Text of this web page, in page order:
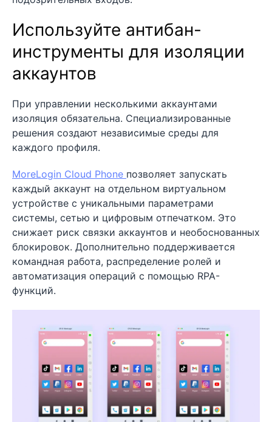
Используйте антибан-
инструменты для изоляции
аккаунтов
При управлении несколькими аккаунтами
изоляция обязательна. Специализированные
решения создают независимые среды для
каждого профиля.
MoreLogin Cloud Phone позволяет запускать
каждый аккаунт на отдельном виртуальном
устройстве с уникальными параметрами
системы, сетью и цифровым отпечатком. Это
снижает риск связки аккаунтов и необоснованных
блокировок. Дополнительно поддерживается
командная работа, распределение ролей и
автоматизация операций с помощью RPA-
функций.